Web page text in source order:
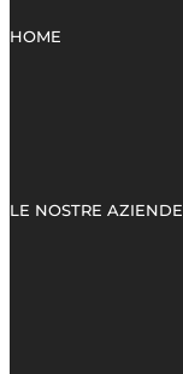
HOME
LE NOSTRE AZIENDE